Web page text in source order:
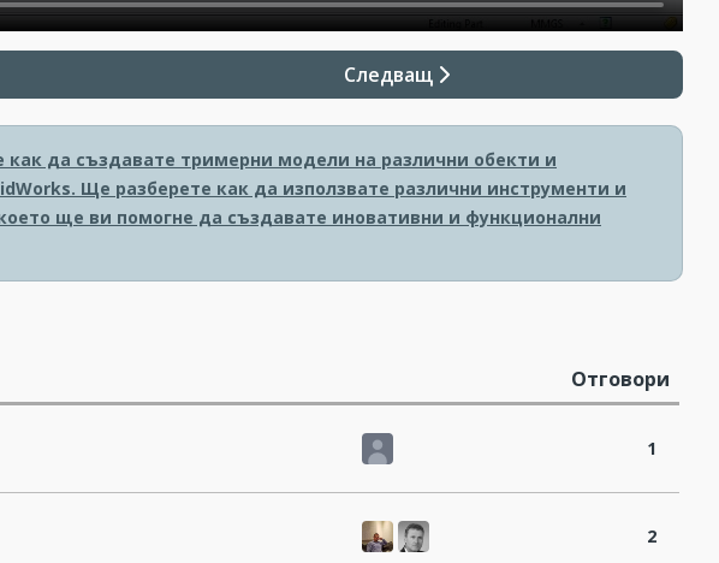
Следващ
как да създавате тримерни модели на различни обекти и
Ще разберете как да използвате различни инструменти и
ще ви помогне да създавате иновативни и функционални
Отговори
1
2